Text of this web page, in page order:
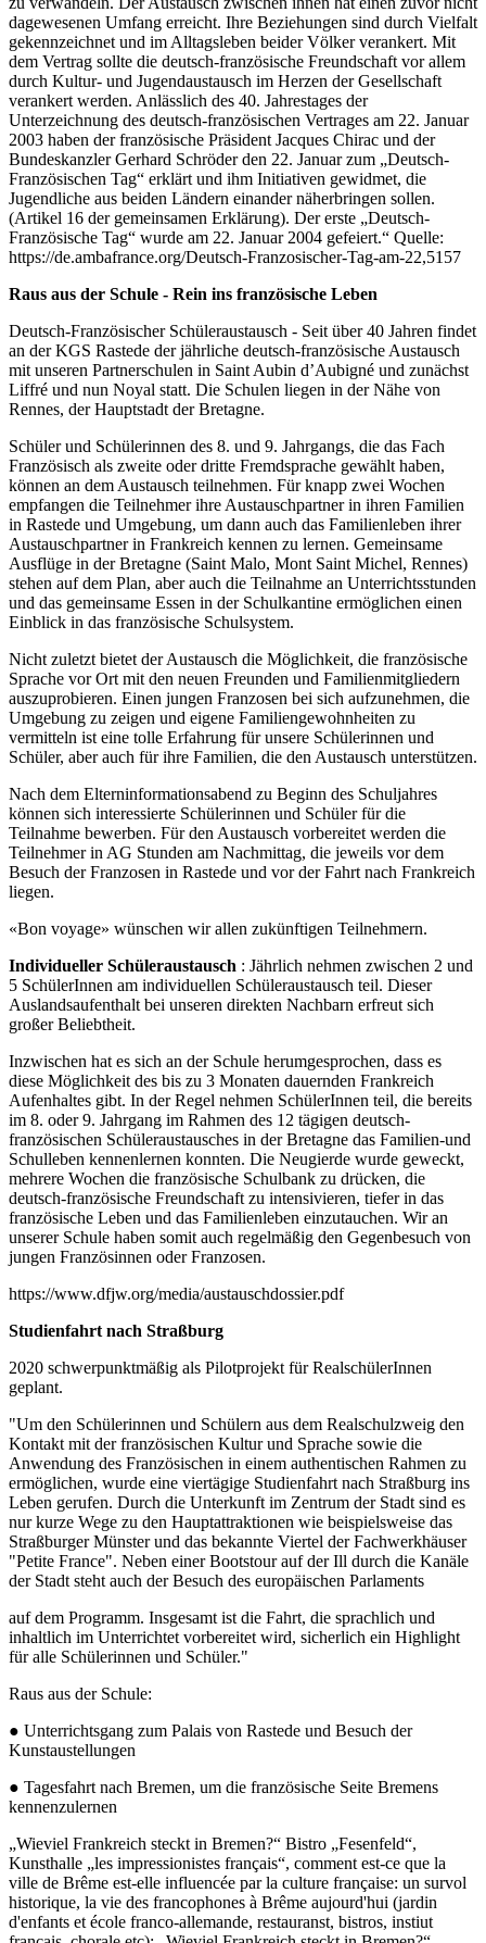
dagewesenen Umfang erreicht. Ihre Beziehungen sind durch Vielfalt
gekennzeichnet und im Alltagsleben beider Völker verankert. Mit
dem Vertrag sollte die deutsch-französische Freundschaft vor allem
durch Kultur- und Jugendaustausch im Herzen der Gesellschaft
verankert werden. Anlässlich des 40. Jahrestages der
Unterzeichnung des deutsch-französischen Vertrages am 22. Januar
2003 haben der französische Präsident Jacques Chirac und der
Bundeskanzler Gerhard Schröder den 22. Januar zum „Deutsch-
Französischen Tag“ erklärt und ihm Initiativen gewidmet, die
Jugendliche aus beiden Ländern einander näherbringen sollen.
(Artikel 16 der gemeinsamen Erklärung). Der erste „Deutsch-
Französische Tag“ wurde am 22. Januar 2004 gefeiert.“ Quelle:
https://de.ambafrance.org/Deutsch-Franzosischer-Tag-am-22,5157
Raus aus der Schule - Rein ins französische Leben
Deutsch-Französischer Schüleraustausch - Seit über 40 Jahren findet
an der KGS Rastede der jährliche deutsch-französische Austausch
mit unseren Partnerschulen in Saint Aubin d’Aubigné und zunächst
Liffré und nun Noyal statt. Die Schulen liegen in der Nähe von
Rennes, der Hauptstadt der Bretagne.
Schüler und Schülerinnen des 8. und 9. Jahrgangs, die das Fach
Französisch als zweite oder dritte Fremdsprache gewählt haben,
können an dem Austausch teilnehmen. Für knapp zwei Wochen
empfangen die Teilnehmer ihre Austauschpartner in ihren Familien
in Rastede und Umgebung, um dann auch das Familienleben ihrer
Austauschpartner in Frankreich kennen zu lernen. Gemeinsame
Ausflüge in der Bretagne (Saint Malo, Mont Saint Michel, Rennes)
stehen auf dem Plan, aber auch die Teilnahme an Unterrichtsstunden
und das gemeinsame Essen in der Schulkantine ermöglichen einen
Einblick in das französische Schulsystem.
Nicht zuletzt bietet der Austausch die Möglichkeit, die französische
Sprache vor Ort mit den neuen Freunden und Familienmitgliedern
auszuprobieren. Einen jungen Franzosen bei sich aufzunehmen, die
Umgebung zu zeigen und eigene Familiengewohnheiten zu
vermitteln ist eine tolle Erfahrung für unsere Schülerinnen und
Schüler, aber auch für ihre Familien, die den Austausch unterstützen.
Nach dem Elterninformationsabend zu Beginn des Schuljahres
können sich interessierte Schülerinnen und Schüler für die
Teilnahme bewerben. Für den Austausch vorbereitet werden die
Teilnehmer in AG Stunden am Nachmittag, die jeweils vor dem
Besuch der Franzosen in Rastede und vor der Fahrt nach Frankreich
liegen.
«Bon voyage» wünschen wir allen zukünftigen Teilnehmern.
Individueller Schüleraustausch : Jährlich nehmen zwischen 2 und
5 SchülerInnen am individuellen Schüleraustausch teil. Dieser
Auslandsaufenthalt bei unseren direkten Nachbarn erfreut sich
großer Beliebtheit.
Inzwischen hat es sich an der Schule herumgesprochen, dass es
diese Möglichkeit des bis zu 3 Monaten dauernden Frankreich
Aufenhaltes gibt. In der Regel nehmen SchülerInnen teil, die bereits
im 8. oder 9. Jahrgang im Rahmen des 12 tägigen deutsch-
französischen Schüleraustausches in der Bretagne das Familien-und
Schulleben kennenlernen konnten. Die Neugierde wurde geweckt,
mehrere Wochen die französische Schulbank zu drücken, die
deutsch-französische Freundschaft zu intensivieren, tiefer in das
französische Leben und das Familienleben einzutauchen. Wir an
unserer Schule haben somit auch regelmäßig den Gegenbesuch von
jungen Französinnen oder Franzosen.
https://www.dfjw.org/media/austauschdossier.pdf
Studienfahrt nach Straßburg
2020 schwerpunktmäßig als Pilotprojekt für RealschülerInnen
geplant.
"Um den Schülerinnen und Schülern aus dem Realschulzweig den
Kontakt mit der französischen Kultur und Sprache sowie die
Anwendung des Französischen in einem authentischen Rahmen zu
ermöglichen, wurde eine viertägige Studienfahrt nach Straßburg ins
Leben gerufen. Durch die Unterkunft im Zentrum der Stadt sind es
nur kurze Wege zu den Hauptattraktionen wie beispielsweise das
Straßburger Münster und das bekannte Viertel der Fachwerkhäuser
"Petite France". Neben einer Bootstour auf der Ill durch die Kanäle
der Stadt steht auch der Besuch des europäischen Parlaments
auf dem Programm. Insgesamt ist die Fahrt, die sprachlich und
inhaltlich im Unterrichtet vorbereitet wird, sicherlich ein Highlight
für alle Schülerinnen und Schüler."
Raus aus der Schule:
● Unterrichtsgang zum Palais von Rastede und Besuch der
Kunstaustellungen
● Tagesfahrt nach Bremen, um die französische Seite Bremens
kennenzulernen
„Wieviel Frankreich steckt in Bremen?“ Bistro „Fesenfeld“,
Kunsthalle „les impressionistes français“, comment est-ce que la
ville de Brême est-elle influencée par la culture française: un survol
historique, la vie des francophones à Brême aujourd'hui (jardin
d'enfants et école franco-allemande, restauranst, bistros, instiut